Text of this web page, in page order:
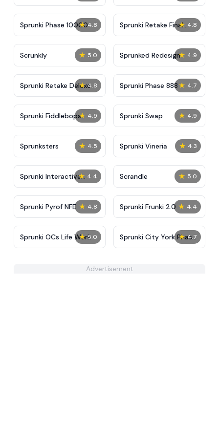
★ 4.8
Sprunki Phase 10000 ★ 4.8
Sprunki Retake Final
Update
★ 5.0
Scrunkly ★ 4.9
Sprunked Redesign
★ 4.8
Sprunki Retake Deluxe ★ 4.7
Sprunki Phase 888
★ 4.9
Sprunki Fiddlebops ★ 4.9
Sprunki Swap
★ 4.5
Sprunksters ★ 4.3
Sprunki Vineria
★ 4.4
Sprunki Interactive
Tunner
★ 5.0
Scrandle
★ 4.8
Sprunki Pyrof NFE ★ 4.4
Sprunki Frunki 2.0
★ 5.0
Sprunki OCs Life Work ★ 4.7
Sprunki City York Phase
2
Advertisement